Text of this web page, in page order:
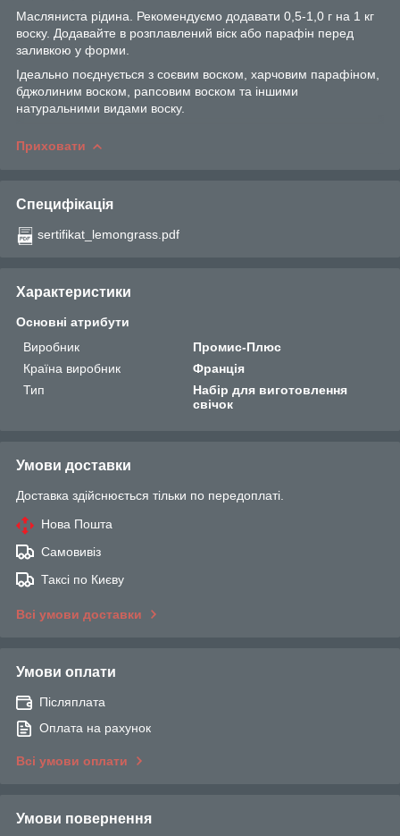
Масляниста рідина. Рекомендуємо додавати 0,5-1,0 г на 1 кг
воску. Додавайте в розплавлений віск або парафін перед
заливкою у форми.
Ідеально поєднується з соєвим воском, харчовим парафіном,
бджолиним воском, рапсовим воском та іншими
натуральними видами воску.
Приховати
Специфікація
sertifikat_lemongrass.pdf
Характеристики
Основні атрибути
Виробник
Промис-Плюс
Країна виробник
Франція
Тип
Набір для виготовлення
свічок
Умови доставки
Доставка здійснюється тільки по передоплаті.
Нова Пошта
Самовивіз
Таксі по Києву
Всі умови доставки
Умови оплати
Післяплата
Оплата на рахунок
Всі умови оплати
Умови повернення